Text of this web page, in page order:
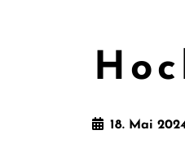
18. Mai